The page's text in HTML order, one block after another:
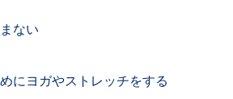
ない
にヨガやストレッチをする